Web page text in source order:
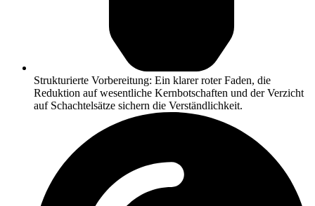
Strukturierte Vorbereitung: Ein klarer roter Faden, die
Reduktion auf wesentliche Kernbotschaften und der Verzicht
auf Schachtelsätze sichern die Verständlichkeit.